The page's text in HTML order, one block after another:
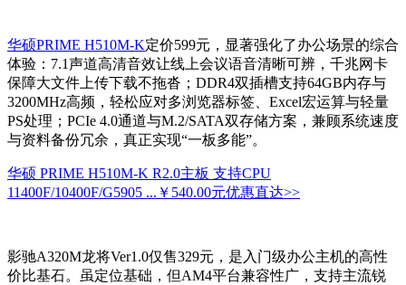
华硕PRIME H510M-K定价599元，显著强化了办公场景的综合
体验：7.1声道高清音效让线上会议语音清晰可辨，千兆网卡
保障大文件上传下载不拖沓；DDR4双插槽支持64GB内存与
3200MHz高频，轻松应对多浏览器标签、Excel宏运算与轻量
PS处理；PCIe 4.0通道与M.2/SATA双存储方案，兼顾系统速度
与资料备份冗余，真正实现“一板多能”。
华硕 PRIME H510M-K R2.0主板 支持CPU
11400F/10400F/G5905 ... ￥540.00元优惠直达>>
影驰A320M龙将Ver1.0仅售329元，是入门级办公主机的高性
价比基石。虽定位基础，但AM4平台兼容性广，支持主流锐